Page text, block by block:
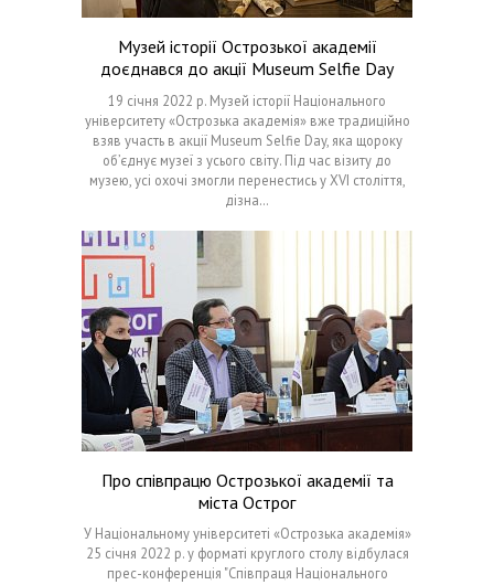
Музей історії Острозької академії
доєднався до акції Museum Selfie Day
19 січня 2022 р. Музей історії Національного
університету «Острозька академія» вже традиційно
взяв участь в акції Museum Selfie Day, яка щороку
об’єднує музеї з усього світу. Під час візиту до
музею, усі охочі змогли перенестись у XVI століття,
дізна…
Про співпрацю Острозької академії та
міста Острог
У Національному університеті «Острозька академія»
25 січня 2022 р. у форматі круглого столу відбулася
прес-конференція "Співпраця Національного